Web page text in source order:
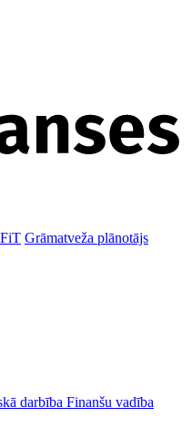
Grāmatveža plānotājs
darbība Finanšu vadība